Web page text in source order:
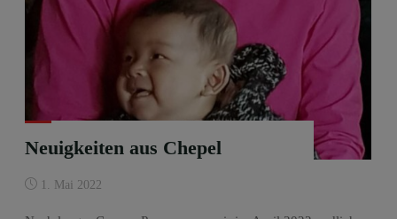
Neuigkeiten aus Chepel
1. Mai 2022